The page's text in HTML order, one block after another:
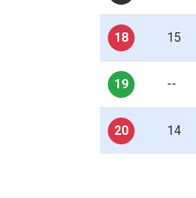
18 15
19 --
20 14